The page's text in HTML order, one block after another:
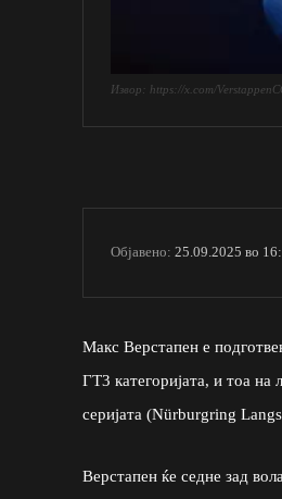
Извор: https://x.com/
Објавено: 25.09.2025 во
Макс Верстапен е
ГТ3 категоријата, и тоа
серијата (Nürburgring
Верстапен ќе седне зад